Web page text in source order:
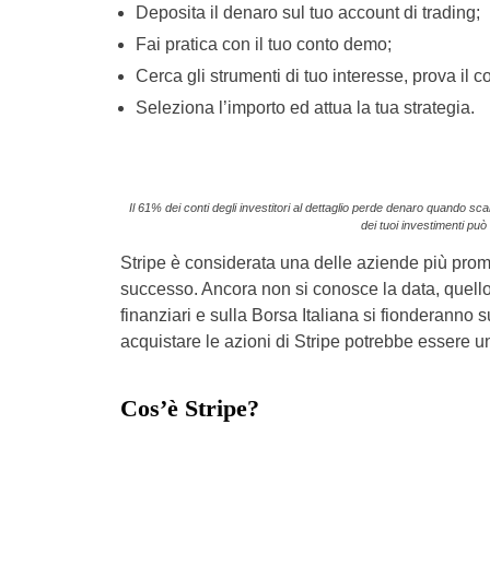
Deposita il denaro sul tuo account di trading;
Fai pratica con il tuo conto demo;
Cerca gli strumenti di tuo interesse, prova il
Seleziona l’importo ed attua la tua strategia.
Il 61% dei conti degli investitori al dettaglio perde denaro quando
dei tuoi investimenti
Stripe è considerata una delle aziende più
successo. Ancora non si conosce la data,
finanziari e sulla Borsa Italiana si fionderanno
acquistare le azioni di Stripe potrebbe essere
Cos’è Stripe?